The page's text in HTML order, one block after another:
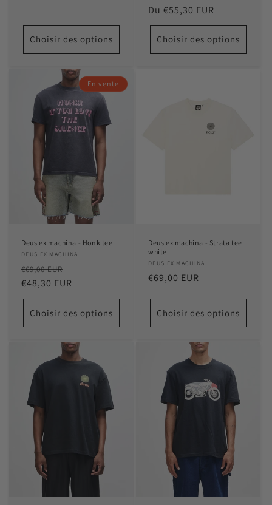
Choisir des options
habituel
promotionnel
Du €55,30 EUR
Choisir des options
En vente
Deus ex machina - Honk tee
Distributeur :
DEUS EX MACHINA
Prix
habituel
€69,00 EUR
promotionnel
€48,30 EUR
Choisir des options
Deus ex machina - Strata tee
white
Distributeur :
DEUS EX MACHINA
Prix
€69,00 EUR
Choisir des options